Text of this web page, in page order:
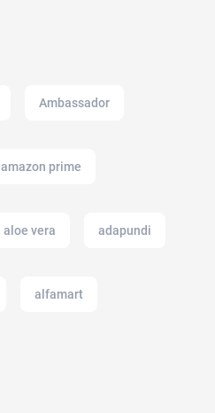
Ambassador
amazon prime
aloe vera adapundi
alfamart